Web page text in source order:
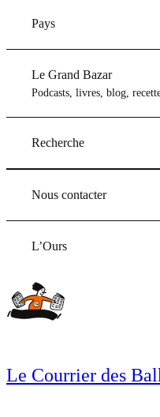
Pays
Le Grand Bazar
Podcasts, livres, blog,
Recherche
Nous contacter
L’Ours
Le Courrier des